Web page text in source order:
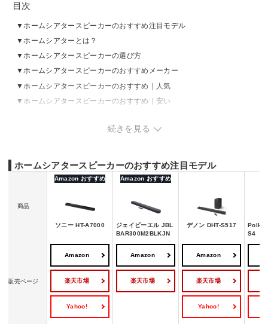
目次
ホームシアタースピーカーのおすすめ注目モデル
ホームシアターとは？
ホームシアタースピーカーの選び方
ホームシアタースピーカーのおすすめメーカー
ホームシアタースピーカーのおすすめ｜人気
ホームシアタースピーカーのおすすめ｜安い
続きを見る
ホームシアタースピーカーのおすすめ注目モデル
商品
Amazon おすすめ
ソニー HT-A7000
Amazon おすすめ
ジェイビーエル JBL
BAR300M2BLKJN
デノン DHT-S517
Polk
S4
販売ページ
Amazon
楽天市場
Yahoo!
Amazon
楽天市場
Amazon
楽天市場
Yahoo!